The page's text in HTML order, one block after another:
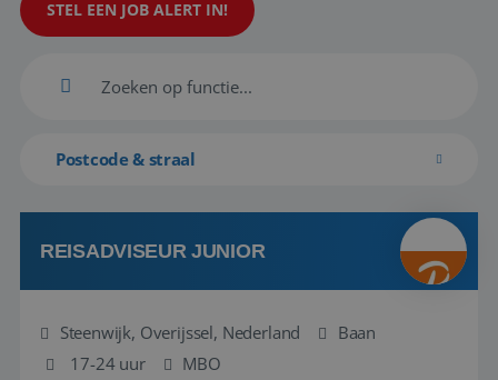
STEL EEN JOB ALERT IN!
Postcode & straal
REISADVISEUR JUNIOR
Steenwijk, Overijssel, Nederland
Baan
17-24 uur
MBO